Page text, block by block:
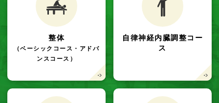
整体
（ベーシックコース・アドバ
ンスコース）
自律神経内臓調整コー
ス